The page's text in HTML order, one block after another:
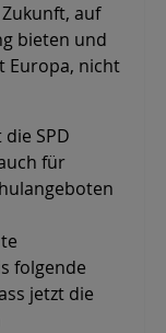
auf
bieten und
Europa, nicht
SPD
für
folgende
jetzt die